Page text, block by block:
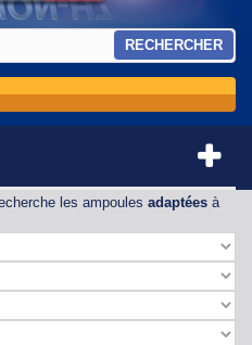
RECHERCHER
les ampoules adaptées à